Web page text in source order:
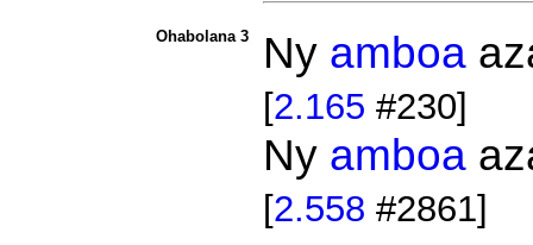
Ohabolana 3 Ny amboa
[2.165 #230]
Ny amboa
[2.558 #2861]